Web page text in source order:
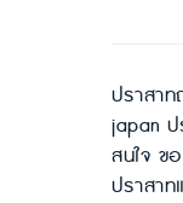
ปราสา
japan ป
สนใจ ข
ปราสาท